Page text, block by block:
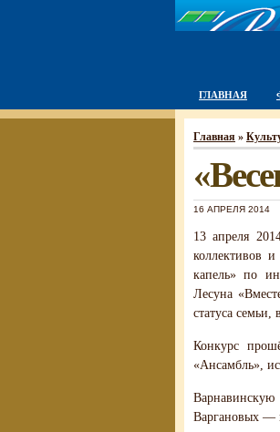
ГЛАВНАЯ
Главная »
16 АПРЕЛЯ 2014
13 апреля
коллективов
капель» по
Лесуна
статуса
Конкурс
«Ансамбль»,
Варгановых —